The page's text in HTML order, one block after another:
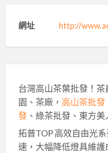
網址 http://
台灣高山茶葉批發！
園、茶廠， 高山茶批發
發、綠茶批發、東方
拓普TOP 高效自由光
速，大幅降低燈具維